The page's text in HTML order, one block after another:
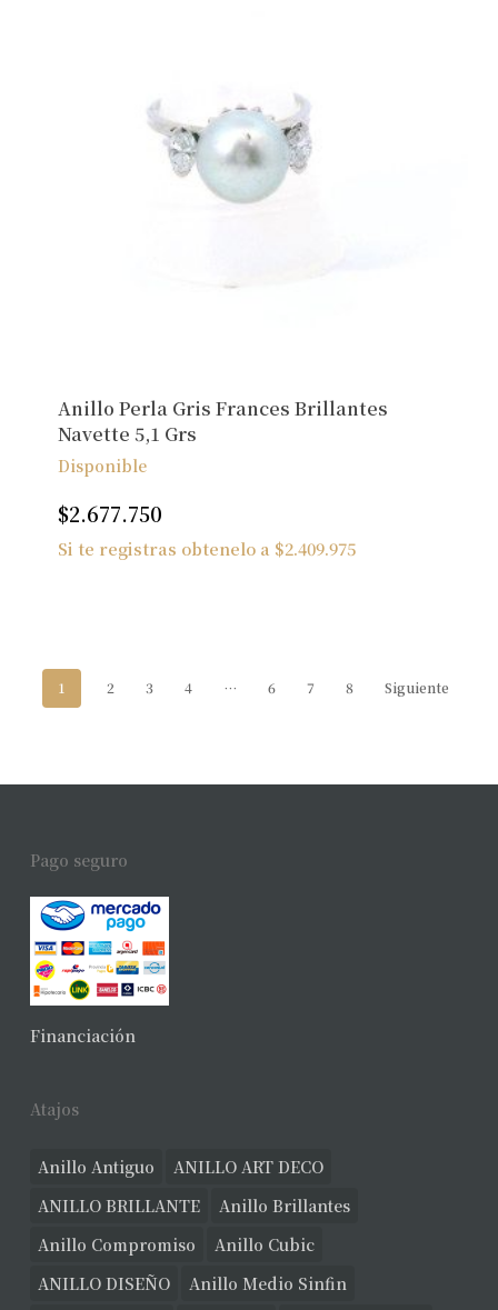
Anillo Perla Gris Frances Brillantes
Navette 5,1 Grs
Disponible
$2.677.750
Si te registras obtenelo a $2.409.975
1 2 3 4 … 6 7 8 Siguiente
Pago seguro
Financiación
Atajos
Anillo Antiguo
ANILLO ART DECO
ANILLO BRILLANTE
Anillo Brillantes
Anillo Compromiso
Anillo Cubic
ANILLO DISEÑO
Anillo Medio Sinfin